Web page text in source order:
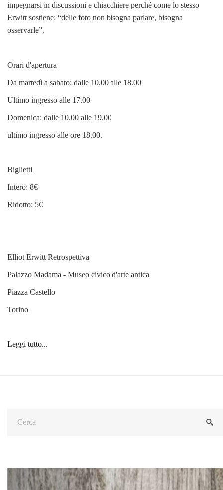
impegnarsi in discussioni e chiacchiere perché come lo stesso
Erwitt sostiene: “delle foto non bisogna parlare, bisogna
osservarle”.
Orari d'apertura
Da martedì a sabato: dalle 10.00 alle 18.00
Ultimo ingresso alle 17.00
Domenica: dalle 10.00 alle 19.00
ultimo ingresso alle ore 18.00.
Biglietti
Intero: 8€
Ridotto: 5€
Elliot Erwitt Retrospettiva
Palazzo Madama - Museo civico d'arte antica
Piazza Castello
Torino
Leggi tutto...